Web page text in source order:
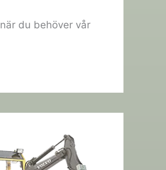
när du behöver vår